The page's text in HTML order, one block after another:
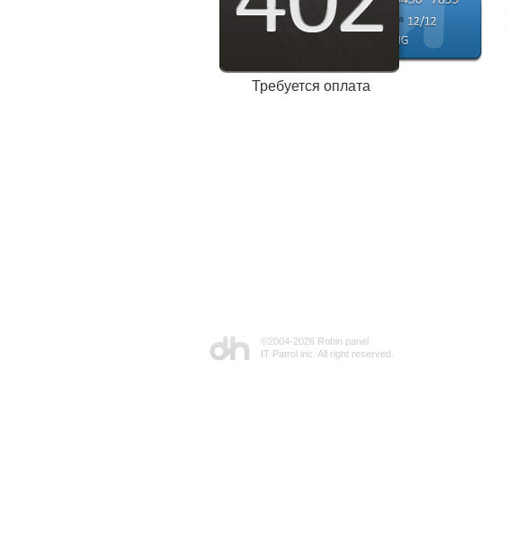
Требуется оплата
©2004-2026 Robin panel
IT Patrol inc. All right reserved.